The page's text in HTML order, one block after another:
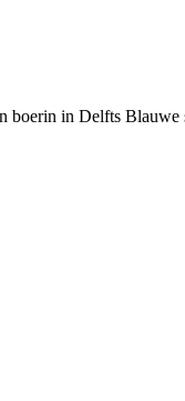
boerin in Delfts